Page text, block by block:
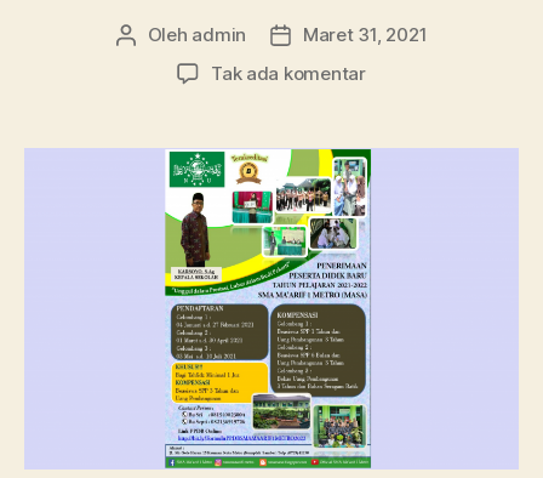
Penulis
artikel
Oleh admin
Tanggal
artikel
Maret 31, 2021
Tak ada komentarpada
PPDB
SMA
Ma’arif
1
Metro
Tahun
Ajaran
2021/202